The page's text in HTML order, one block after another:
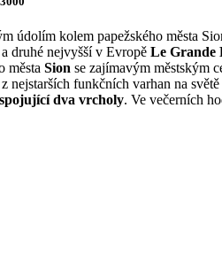
údolím kolem papežského města
druhé nejvyšší v Evropě Le Grande
města Sion se zajímavým městským
nejstarších funkčních varhan na
dva vrcholy. Ve večerních